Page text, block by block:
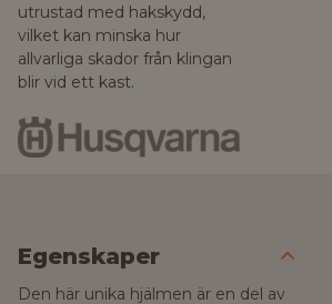
utrustad med hakskydd,
vilket kan minska hur
allvarliga skador från klingan
blir vid ett kast.
Egenskaper
Den här unika hjälmen är en del av